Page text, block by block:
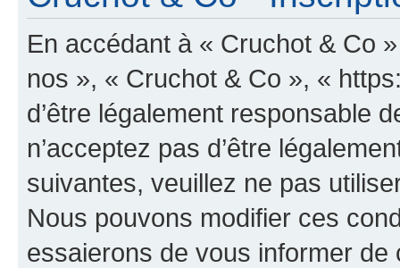
En accédant à « Cruchot & Co
nos », « Cruchot & Co », «
d’être légalement responsable
n’acceptez pas d’être
suivantes, veuillez ne pas
Nous pouvons modifier ces
essaierons de vous informer